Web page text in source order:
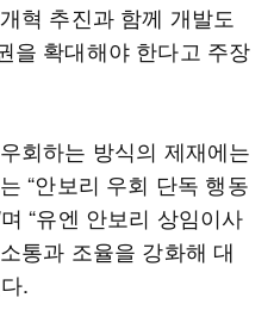
혁 추진과 함께 개발도
을 확대해야 한다고 주장
회하는 방식의 제재에는
“안보리 우회 단독 행동
“유엔 안보리 상임이사
통과 조율을 강화해 대
.